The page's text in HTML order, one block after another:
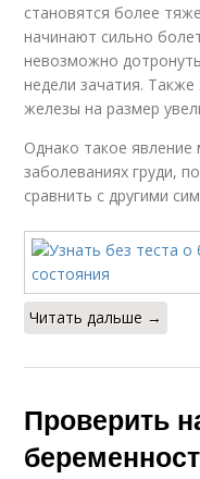
становятся более
начинают сильно
невозможно
недели зачатия.
железы на размер
Однако такое
заболеваниях груди,
сравнить с другими
Читать дальше →
Проверить